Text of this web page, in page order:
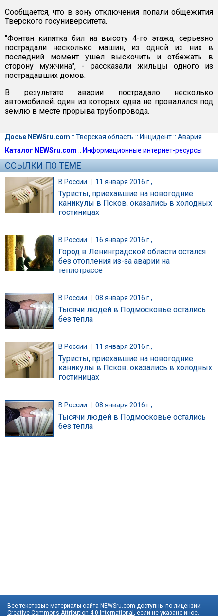
Сообщается, что в зону отключения попали общежития
Тверского госуниверситета.
"Фонтан кипятка бил на высоту 4-го этажа, серьезно
пострадали несколько машин, из одной из них в
последний момент ушёл выскочить и отбежать в
сторону мужчина", - рассказали жильцы одного из
пострадавших домов.
В результате аварии пострадало несколько
автомобилей, один из которых едва не провалился под
землю в месте прорыва трубопровода.
Досье NEWSru.com :: Тверская область :: Инцидент:: Авария
Каталог NEWSru.com :: Информационные интернет-ресурсы
ССЫЛКИ ПО ТЕМЕ
В России | 11 января 2016 г.,
Туристы, приехавшие на новогодние
каникулы в Псков, оказались в холодных
гостиницах
В России 16 января 2016 г.,
Город в Ленинградской области остался
без отопления из-за аварии на
теплотрассе
В России 08 января 2016 г.,
Тысячи людей в Подмосковье остались
без тепла
В России 11 января 2016 г.,
Туристы, приехавшие на новогодние
каникулы в Псков, оказались в холодных
гостиницах
В России | 08 января 2016 г.,
Тысячи людей в Подмосковье остались
без тепла
Все текстовые материалы сайта NEWSru.com доступны по лицензии:
Creative Commons Attribution 4.0 International , если не указано иное.